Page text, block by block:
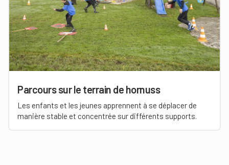
Parcours sur le terrain de hornuss
Les enfants et les jeunes apprennent à se déplacer de
manière stable et concentrée sur différents supports.